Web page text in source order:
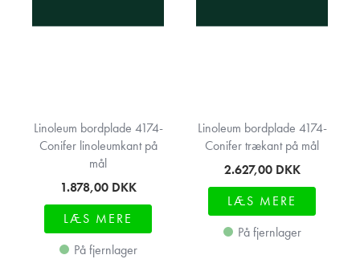
Linoleum bordplade 4174-
Conifer linoleumkant på
mål
1.878,00 DKK
LÆS MERE
På fjernlager
Linoleum bordplade 4174-
Conifer trækant på mål
2.627,00 DKK
LÆS MERE
På fjernlager